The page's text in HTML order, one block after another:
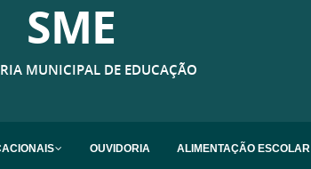
SME
MUNICIPAL DE EDUCAÇÃO
OUVIDORIA ALIMENTAÇÃO ESCOLAR